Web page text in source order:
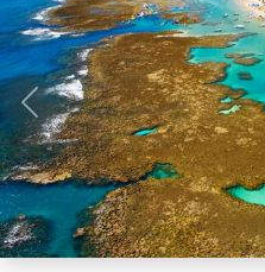
Anterior